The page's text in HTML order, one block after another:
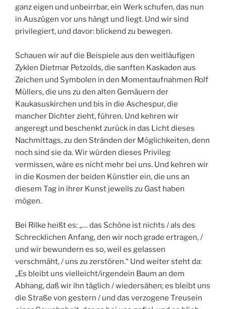
ganz eigen und unbeirrbar, ein Werk schufen, das nun
in Auszügen vor uns hängt und liegt. Und wir sind
privilegiert, und davor: blickend zu bewegen.
Schauen wir auf die Beispiele aus den weitläufigen
Zyklen Dietmar Petzolds, die sanften Kaskaden aus
Zeichen und Symbolen in den Momentaufnahmen Rolf
Müllers, die uns zu den alten Gemäuern der
Kaukasuskirchen und bis in die Aschespur, die
mancher Dichter zieht, führen. Und kehren wir
angeregt und beschenkt zurück in das Licht dieses
Nachmittags, zu den Stränden der Möglichkeiten, denn
noch sind sie da. Wir würden dieses Privileg
vermissen, wäre es nicht mehr bei uns. Und kehren wir
in die Kosmen der beiden Künstler ein, die uns an
diesem Tag in ihrer Kunst jeweils zu Gast haben
mögen.
Bei Rilke heißt es: „… das Schöne ist nichts / als des
Schrecklichen Anfang, den wir noch grade ertragen, /
und wir bewundern es so, weil es gelassen
verschmäht, / uns zu zerstören.“ Und weiter steht da:
„Es bleibt uns vielleicht/irgendein Baum an dem
Abhang, daß wir ihn täglich / wiedersähen; es bleibt uns
die Straße von gestern / und das verzogene Treusein